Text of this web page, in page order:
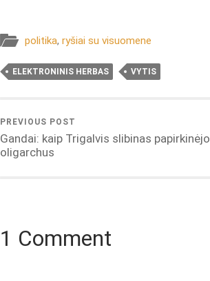
politika, ryšiai su visuomene
ELEKTRONINIS HERBAS VYTIS
PREVIOUS POST
Gandai: kaip Trigalvis slibinas papirkinėjo
oligarchus
1 Comment